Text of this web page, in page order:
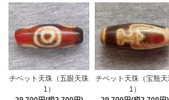
チベット天珠（五眼天珠
1）
チベット天珠（宝瓶
1）